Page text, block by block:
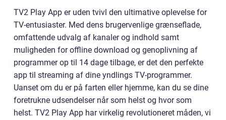
TV2 Play App er uden tvivl den ultimative oplevelse for
TV-entusiaster. Med dens brugervenlige grænseflade,
omfattende udvalg af kanaler og indhold samt
muligheden for offline download og genoplivning af
programmer op til 14 dage tilbage, er det den perfekte
app til streaming af dine yndlings TV-programmer.
Uanset om du er på farten eller hjemme, kan du se dine
foretrukne udsendelser når som helst og hvor som
helst. TV2 Play App har virkelig revolutioneret måden, vi